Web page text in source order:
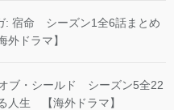
: 宿命 シーズン1全6話まとめ
ドラマ】
ブ・シールド シーズン5全22
人生 【海外ドラマ】